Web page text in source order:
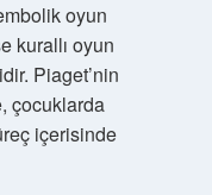
oyun
kurallı oyun
Piaget’nin
çocuklarda
içerisinde